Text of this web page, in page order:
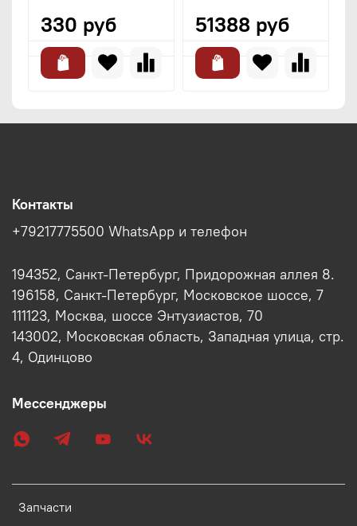
330 руб 51388 руб
Запчасти
Контакты
+79217775500 WhatsApp и телефон
194352, Санкт-Петербург, Придорожная аллея 8.
196158, Санкт-Петербург, Московское шоссе, 7
111123, Москва, шоссе Энтузиастов, 70
143002, Московская область, Западная улица, стр.
4, Одинцово
Мессенджеры